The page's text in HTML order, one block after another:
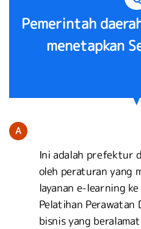
Pemerintah
menetapkan
A
Ini adalah prefektur
oleh peraturan yang
layanan e-learning
Pelatihan Perawatan
bisnis yang